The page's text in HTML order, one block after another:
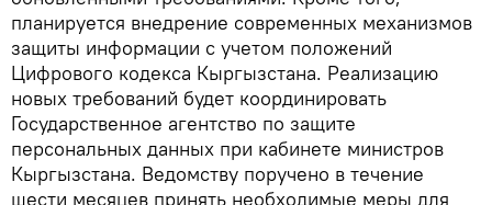
планируется внедрение современных механизмов
защиты информации с учетом положений
Цифрового кодекса Кыргызстана. Реализацию
новых требований будет координировать
Государственное агентство по защите
персональных данных при кабинете министров
Кыргызстана. Ведомству поручено в течение
шести месяцев принять необходимые меры для